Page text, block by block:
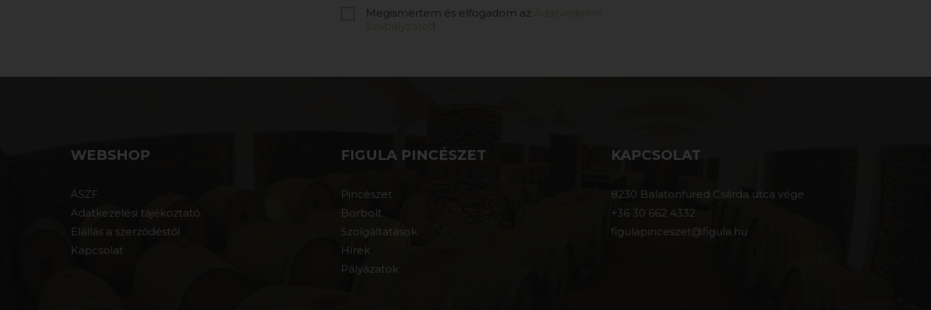
Megismertem és elfogadom az Adatvédelmi
Szabályzatot !
WEBSHOP
ÁSZF
Adatkezelési tájékoztató
Elállás a szerződéstől
Kapcsolat
FIGULA PINCÉSZET
Pincészet
Borbolt
Szolgáltatások
Hírek
Pályázatok
KAPCSOLAT
8230 Balatonfüred Csárda utca vége
+36 30 662 4332
figulapinceszet@figula.hu